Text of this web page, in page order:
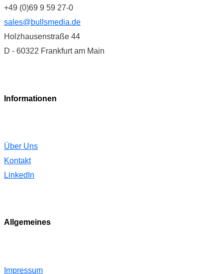
+49 (0)69 9 59 27-0
sales@bullsmedia.de
Holzhausenstraße 44
D - 60322 Frankfurt am Main
Informationen
Über Uns
Kontakt
LinkedIn
Allgemeines
Impressum